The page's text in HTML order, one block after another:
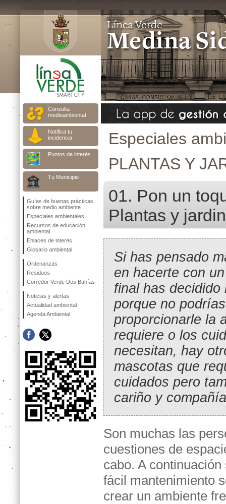
Consulta
medioambiental
Notifica tu
incidencia
Puntos de interés
Tu Municipio
Guías de buenas prácticas
sobre medio ambiente
Especiales ambientales
Recursos de educación
ambiental
Enlaces de interés
Glosario ambiental
Ordenanzas
Residuos
Corredor Verde Dos Bahías
Noticias y alertas
Actualidad ambiental
Agenda Ambiental
Especiales
PLANTAS Y
01. Pon un
Plantas y
Si has pensado
en hacerte con
final has decidido
porque no podrías
proporcionarle la
requiere o los
necesitan, hay
mascotas que
cuidados pero
cariño y
Son muchas las
cuestiones de
cabo. A
fácil mantenimiento
crear un ambiente